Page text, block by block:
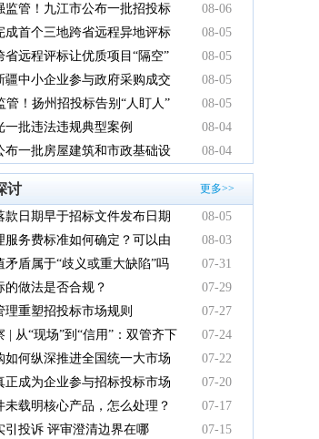
采购提质增效
监管！九江市公布一批招投标
整治典型案例
08-06
成首个三地跨省远程异地评标
08-05
省远程评标让优质项目“隔空”
08-05
疆中小企业参与政府采购成交
08-05
管！扬州招投标告别“人盯人”
08-05
一批违法违规典型案例
08-04
布一批房屋建筑和市政基础设
标投标违法违规典型案例
08-04
讨 更多>>
款日期早于招标文件发布日期
08-05
服务费标准如何确定？可以由
付吗？
08-03
矛盾属于“歧义或重大缺陷”吗
07-31
的做法是否合规？
07-29
理重塑招投标市场规则
07-27
| 从“现场”到“信用”：双管齐下
标新秩序
07-24
如何纵深推进全国统一大市场
07-22
正成为企业参与招标投标市场
行证”
07-20
未载明核心产品，怎么处理？
07-17
引投诉 评审澄清边界在哪
07-15